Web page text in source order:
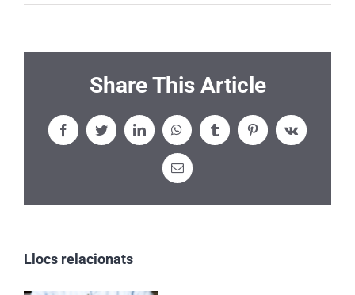
CONTACTE
Share This Article
FacebookTwitterLinkedInWhatsAppTumblrPinterestVk
Email:
Llocs relacionats